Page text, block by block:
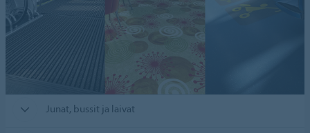
Junat, bussit ja laivat